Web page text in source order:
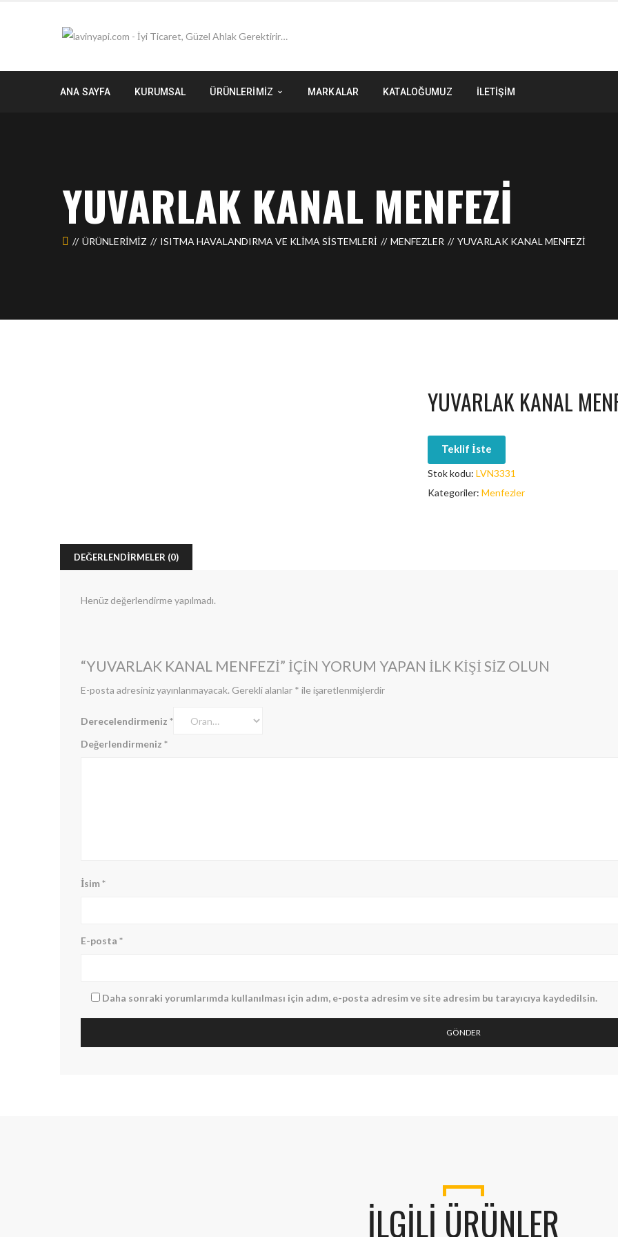
ANA SAYFA KURUMSAL ÜRÜNLERİMİZ MARKALAR KATALOĞUMUZ İLETIŞIM
YUVARLAK KANAL MENFEZI
ÜRÜNLERIMIZ ISITMA HAVALANDIRMA VE KLİMA SİSTEMLERİ MENFEZLER YUVARLAK KANAL MENFEZI
YUVARLAK KANAL
Teklif İste
Stok kodu:LVN3331
Kategoriler:Menfezler
DEĞERLENDIRMELER (0)
Henüz değerlendirme yapılmadı.
“YUVARLAK KANAL MENFEZI” IÇIN YORUM YAPAN ILK KIŞI SIZ OLUN
E-posta adresiniz yayınlanmayacak. Gerekli alanlar * ile işaretlenmişlerdir
Derecelendirmeniz *
Değerlendirmeniz *
İsim*
E-posta *
Daha sonraki yorumlarımda kullanılması için adım, e-posta adresim ve site adresim bu tarayıcıya kaydedilsin.
İLGILI ÜRÜNLER